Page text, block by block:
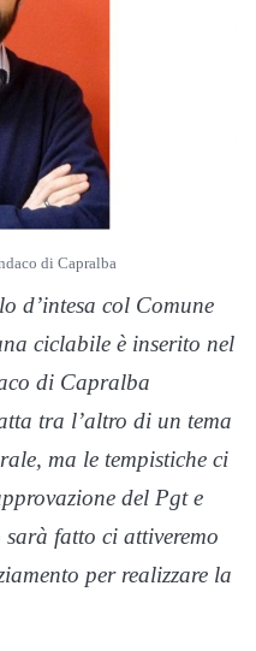
di Capralba
d’intesa col Comune
ciclabile è inserito nel
di Capralba
tra l’altro di un tema
ma le tempistiche ci
del Pgt e
sarà fatto ci attiveremo
per realizzare la